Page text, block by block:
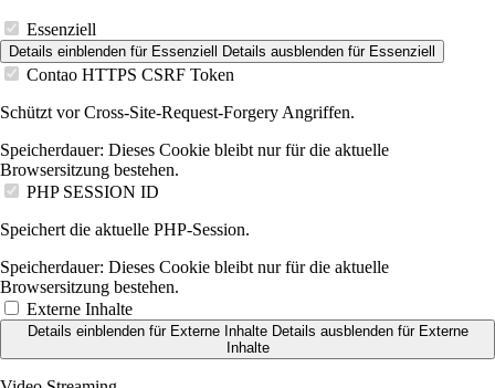
Essenziell
Details einblenden für Essenziell Details ausblenden für Essenziell
Contao HTTPS CSRF Token
Schützt vor Cross-Site-Request-Forgery Angriffen.
Speicherdauer: Dieses Cookie bleibt nur für die aktuelle
Browsersitzung bestehen.
PHP SESSION ID
Speichert die aktuelle PHP-Session.
Speicherdauer: Dieses Cookie bleibt nur für die aktuelle
Browsersitzung bestehen.
Externe Inhalte
Details einblendenfür Externe Inhalte Details ausblendenfür Externe
Inhalte